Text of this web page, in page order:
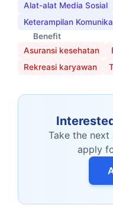
Alat-alat Media Sosial
Keterampilan
Benefit
Asuransi kesehatan
Rekreasi karyawan
Take the
apply